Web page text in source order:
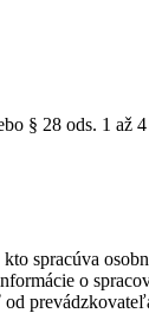
§ 28 ods. 1 až
spracúva
o